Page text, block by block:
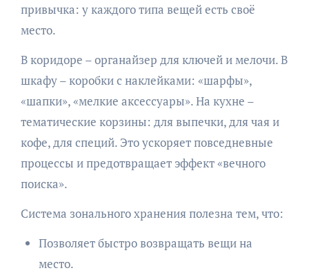
привычка: у каждого типа вещей есть своё
место.
В коридоре – органайзер для ключей и мелочи. В
шкафу – коробки с наклейками: «шарфы»,
«шапки», «мелкие аксессуары». На кухне –
тематические корзины: для выпечки, для чая и
кофе, для специй. Это ускоряет повседневные
процессы и предотвращает эффект «вечного
поиска».
Система зонального хранения полезна тем, что:
Позволяет быстро возвращать вещи на
место.